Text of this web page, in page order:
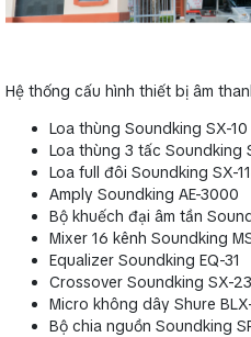
Hệ thống cấu hình thiết bị âm
Loa thùng Soundking SX-10
Loa thùng 3 tấc Soundking
Loa full đôi Soundking SX-
Amply Soundking AE-3000
Bộ khuếch đại âm tần
Mixer 16 kênh Soundking
Equalizer Soundking EQ-31
Crossover Soundking SX-
Micro không dây Shure
Bộ chia nguồn Soundking